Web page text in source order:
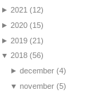
► 2021 (12)
► 2020 (15)
► 2019 (21)
▼ 2018 (56)
► december (4)
▼ november (5)